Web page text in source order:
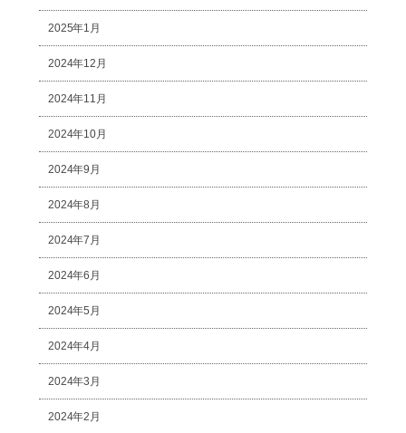
2025年1月
2024年12月
2024年11月
2024年10月
2024年9月
2024年8月
2024年7月
2024年6月
2024年5月
2024年4月
2024年3月
2024年2月